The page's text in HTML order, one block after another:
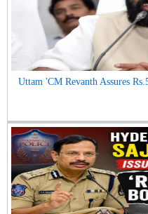
Uttam 'CM Revanth Assures